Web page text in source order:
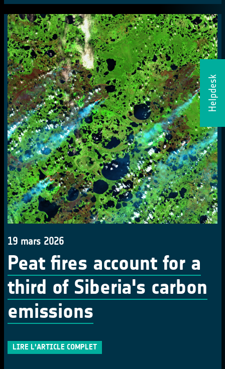
Helpdesk
19 mars 2026
Peat fires account for a
third of Siberia's carbon
emissions
LIRE L'ARTICLE COMPLET